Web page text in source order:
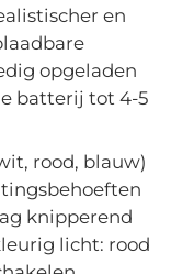
en
opgeladen
batterij tot 4-5
rood, blauw)
knipperend
licht: rood